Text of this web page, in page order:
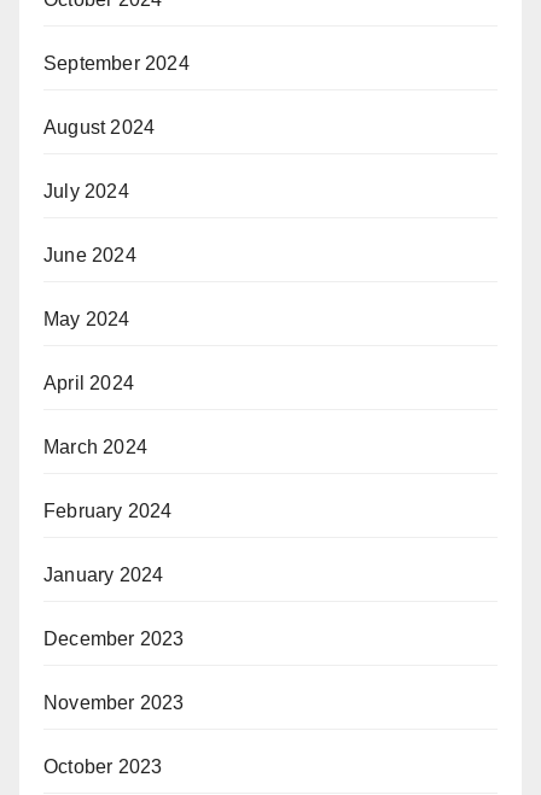
September 2024
August 2024
July 2024
June 2024
May 2024
April 2024
March 2024
February 2024
January 2024
December 2023
November 2023
October 2023